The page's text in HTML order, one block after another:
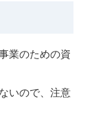
業のための資
いので、注意